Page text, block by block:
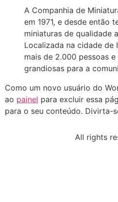
A Companhia de
em 1971, e desde então
miniaturas de qualidade
Localizada na cidade de
mais de 2.000 pessoas
grandiosas para a
Como um novo usuário do
ao painel para excluir essa
para o seu conteúdo. Divirta-
All rights